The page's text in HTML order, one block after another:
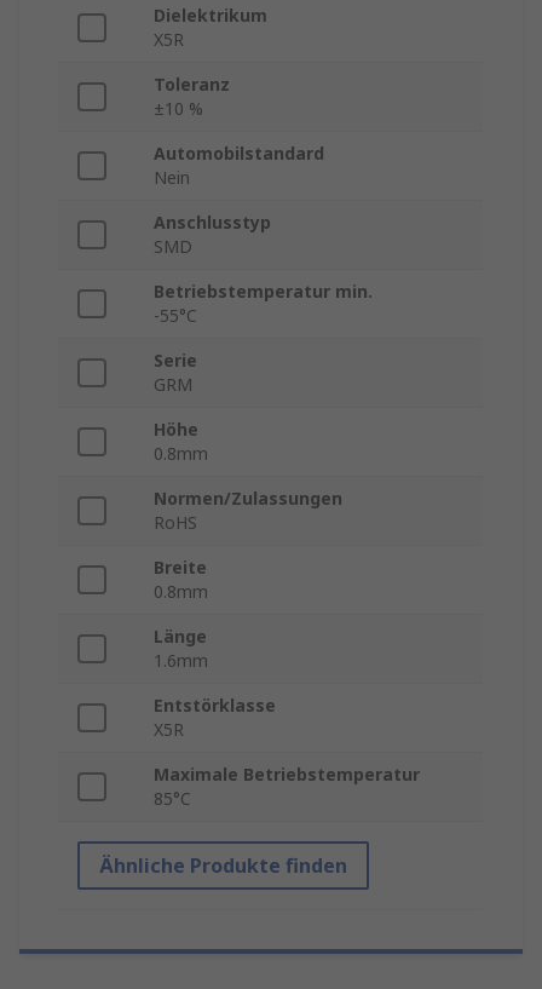
Dielektrikum
X5R
Toleranz
±10 %
Automobilstandard
Nein
Anschlusstyp
SMD
Betriebstemperatur min.
-55°C
Serie
GRM
Höhe
0.8mm
Normen/Zulassungen
RoHS
Breite
0.8mm
Länge
1.6mm
Entstörklasse
X5R
Maximale Betriebstemperatur
85°C
Ähnliche Produkte finden